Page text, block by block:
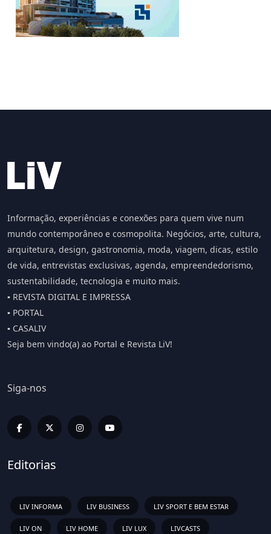
Informação, experiências e conexões para quem vive num
mundo contemporâneo e cosmopolita. Negócios, arte, cultura,
arquitetura, design, gastronomia, moda, viagem, dicas, estilo
de vida, entrevistas exclusivas, agenda, empreendedorismo,
sustentabilidade, tecnologia e muito mais.
▪️ REVISTA DIGITAL E IMPRESSA
▪️ PORTAL
▪️ CASALIV
Seja bem vindo(a) ao Portal e Revista LiV!
Siga-nos
Editorias
LIV INFORMA LIV BUSINESS LIV SPORT E BEM ESTAR
LIV ON LIV HOME LIV LUX LIVCASTS